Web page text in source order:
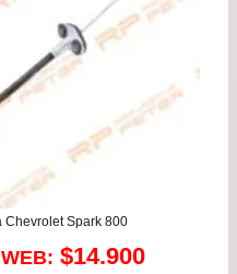
Chevrolet Spark 800
$14.900